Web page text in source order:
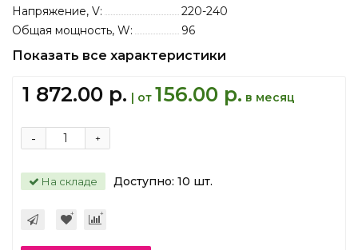
Напряжение, V:
220-240
Общая мощность, W:
96
Показать все характеристики
1 872.00 р. | от 156.00 р. в месяц
+
-
На складе Доступно: 10 шт.